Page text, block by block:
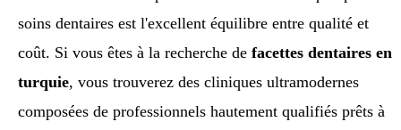
soins dentaires est l'excellent équilibre entre qualité et
coût. Si vous êtes à la recherche de facettes dentaires en
turquie, vous trouverez des cliniques ultramodernes
composées de professionnels hautement qualifiés prêts à